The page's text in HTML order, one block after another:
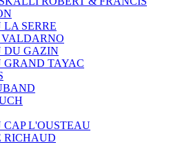
SERRE
DU GAZIN
GRAND TAYAC
CAP L'OUSTEAU
RICHAUD